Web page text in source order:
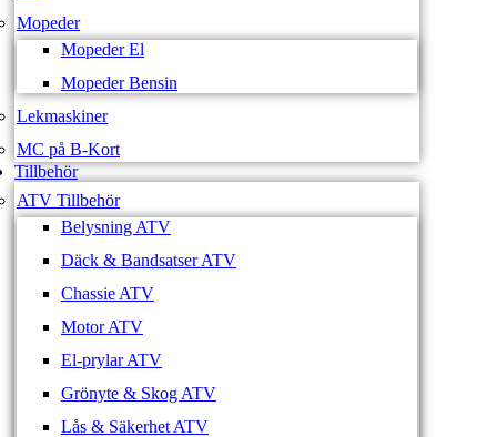
Mopeder
Mopeder El
Mopeder Bensin
Lekmaskiner
MC på B-Kort
Tillbehör
ATV Tillbehör
Belysning ATV
Däck & Bandsatser ATV
Chassie ATV
Motor ATV
El-prylar ATV
Grönyte & Skog ATV
Lås & Säkerhet ATV